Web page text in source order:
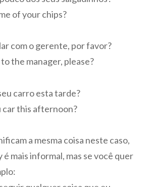
of your chips?
com o gerente, por favor?
the manager, please?
carro esta tarde?
car this afternoon?
a mesma coisa neste caso,
é mais informal, mas se você quer